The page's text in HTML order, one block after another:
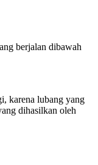
berjalan dibawah
karena lubang yang
dihasilkan oleh